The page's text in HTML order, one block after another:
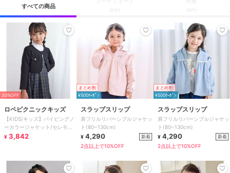
すべての商品
(0件) (0件)
30%OFF
ロペピクニックキッズ
【KIDS/キッズ】パイピングノ
ーカラージャケット/セレモニ
ー対応
¥ 3,842
まとめ割
¥500ｸｰﾎﾟﾝ
スラップスリップ
肩フリルリバーシブルジャケッ
ト(80~130cm)
¥ 4,290 新着
2点以上で10%OFF
まとめ割
¥500ｸｰﾎﾟﾝ
スラップスリップ
肩フリルリバーシブルジャケッ
ト(80~130cm)
¥ 4,290 新着
2点以上で10%OFF